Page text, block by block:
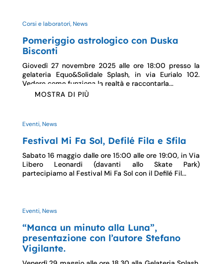
Corsi e laboratori, News
Pomeriggio astrologico con Duska
Bisconti
Giovedì 27 novembre 2025 alle ore 18:00 presso la
gelateria Equo&Solidale Splash, in via Eurialo 102.
Vedere come funziona la realtà e raccontarla...
MOSTRA DI PIÙ
Eventi, News
Festival Mi Fa Sol, Defilé Fila e Sfila
Sabato 16 maggio dalle ore 15:00 alle ore 19:00, in Via
Libero Leonardi (davanti allo Skate Park)
partecipiamo al Festival Mi Fa Sol con il Defilé Fil...
Eventi, News
“Manca un minuto alla Luna”,
presentazione con l’autore Stefano
Vigilante.